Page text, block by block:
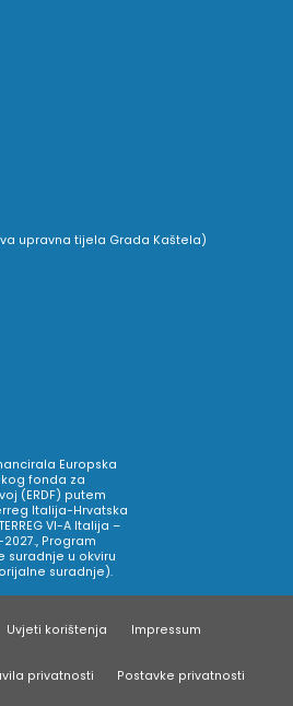
upravna tijela Grada Kaštela)
Europska
fonda za
(ERDF) putem
Italija-Hrvatska
VI-A Italija –
2027., Program
suradnje u okviru
suradnje).
Uvjeti korištenja Impressum
privatnosti Postavke privatnosti